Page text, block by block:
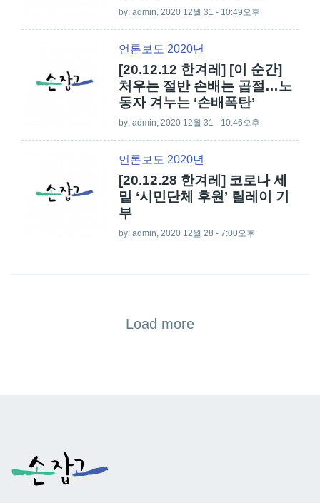
by: admin , 2020 12월 31 - 10:49오후
언론보도 2020년
[20.12.12 한겨레] [이 순간]
처우는 절반 손배는 곱절…노
동자 겨누는 ‘손배폭탄’
by: admin , 2020 12월 31 - 10:46오후
언론보도 2020년
[20.12.28 한겨레] 코로나 세
밑 ‘시민단체 후원’ 릴레이 기
부
by: admin , 2020 12월 28 - 7:00오후
Load more